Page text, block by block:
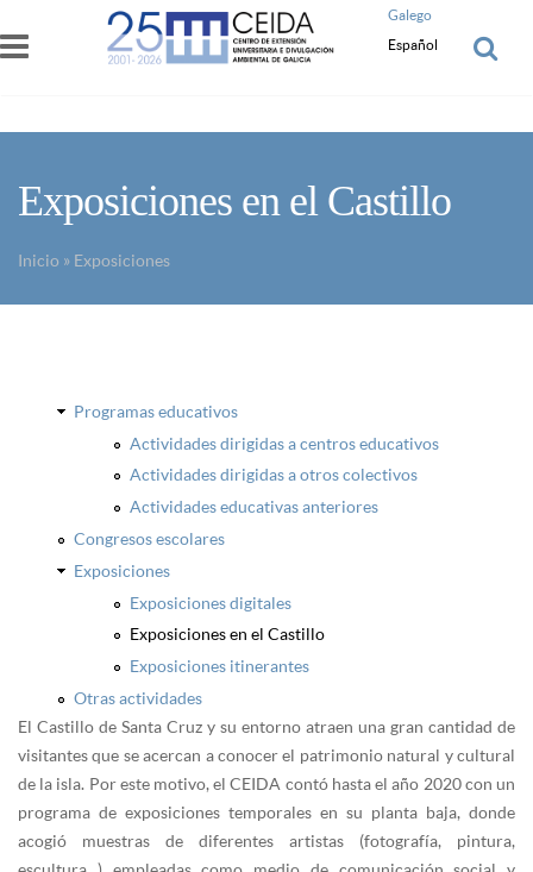
Pasar al contenido principal
Galego
Español
Exposiciones en el Castillo
Inicio » Exposiciones
Programas educativos
Actividades dirigidas a centros educativos
Actividades dirigidas a otros colectivos
Actividades educativas anteriores
Congresos escolares
Exposiciones
Exposiciones digitales
Exposiciones en el Castillo
Exposiciones itinerantes
Otras actividades
El Castillo de Santa Cruz y su entorno atraen una gran cantidad de
visitantes que se acercan a conocer el patrimonio natural y cultural
de la isla. Por este motivo, el CEIDA contó hasta el año 2020 con un
programa de exposiciones temporales en su planta baja, donde
acogió muestras de diferentes artistas (fotografía, pintura,